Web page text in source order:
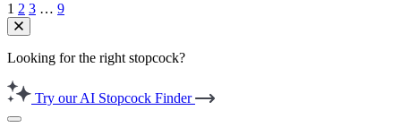
1 2 3 … 9
Looking for the right stopcock?
Try our AI Stopcock Finder